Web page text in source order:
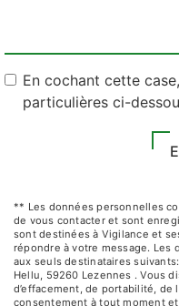
En cochant cette
particulières ci-
** Les données personnelles
de vous contacter et sont
sont destinées à Vigilance et
répondre à votre message.
aux seuls destinataires
Hellu, 59260 Lezennes . Vous
d’effacement, de portabilité, de
consentement à tout moment